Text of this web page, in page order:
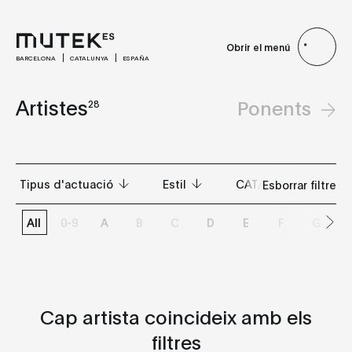
BARCELONA CATALUNYA ESPAÑA
Obrir el menú
Artistes28 Ponents
Esborrar filtre
Tipus d'actuació
Totes
Live AV
Estil
Totes
Broken Beat
Drone
CAT/ES
All 0-9 A B C D E
Cap artista coincideix amb els
filtres